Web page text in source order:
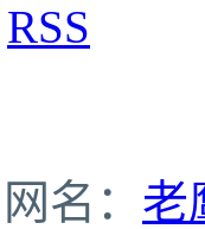
网名： 老